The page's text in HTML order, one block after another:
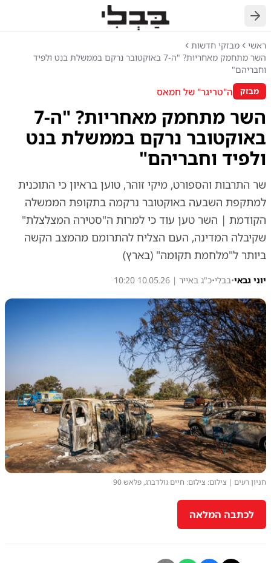
חזרה
ראשי
מבזקי חדשות
השר מתחמק מאחריות? "ה-7 באוקטובר נרקם בממשלת בנט ולפיד
וחבריהם"
מבזק ה"טריגר" של חמאס
השר מתחמק מאחריות? "ה-7
באוקטובר נרקם בממשלת בנט
ולפיד וחבריהם"
שר התרבות והספורט, מיקי זוהר, טוען בראיון כי התוכנית
למתקפת השבעה באוקטובר נרקמה בתקופת הממשלה
הקודמת | השר טען עוד כי למרות ה"סטירה המצלצלת"
שקיבלה המדינה, העם הצליח להתרומם מהמצב הקשה
ביותר ל"מלחמת תקומה" (בארץ)
יוני גבאי•בבלי•כ"ג באייר | 10.05.26 10:20
חניון רעים | צילום: צילום: חיים גולדברג, פלאש 90
לכתבה המלאה